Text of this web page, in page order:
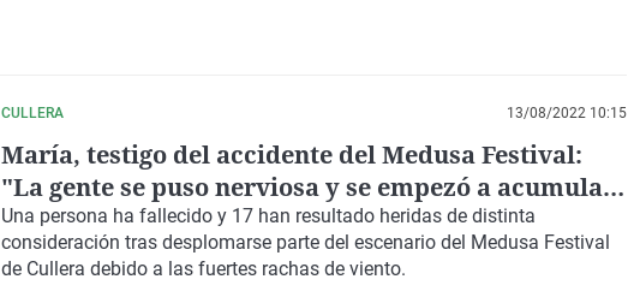
CULLERA 13/08/2022 10:15
María, testigo del accidente del Medusa Festival:
"La gente se puso nerviosa y se empezó a acumular
en la puerta"
Una persona ha fallecido y 17 han resultado heridas de distinta
consideración tras desplomarse parte del escenario del Medusa Festival
de Cullera debido a las fuertes rachas de viento.